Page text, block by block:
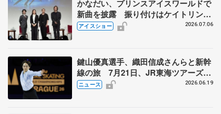
かなだい、プリンスアイスワールドで
新曲を披露 振り付けはケイトリン・
ウィーバーさん、PIWスペシャルトー
アイスショー 2026.07.06
鍵山優真選手、織田信成さんらと新幹
線の旅 7月21日、JR東海ツアーズが
「THE REVUE ON SHINKANSEN」
ニュース 2026.06.19